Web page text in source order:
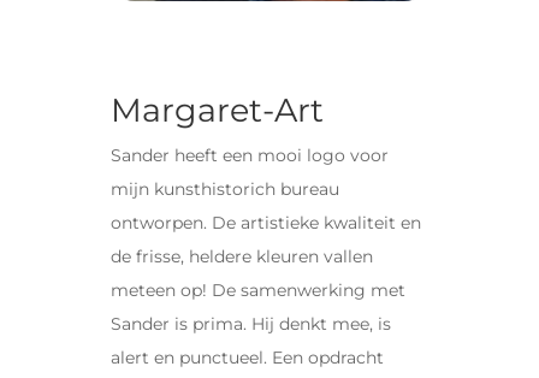
Margaret-Art
Sander heeft een mooi logo voor
mijn kunsthistorich bureau
ontworpen. De artistieke kwaliteit en
de frisse, heldere kleuren vallen
meteen op! De samenwerking met
Sander is prima. Hij denkt mee, is
alert en punctueel. Een opdracht